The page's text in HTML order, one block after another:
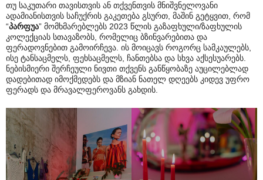
თუ საკუთარი თავისთვის ან თქვენთვის მნიშვნელოვანი
ადამიანისთვის საჩუქრის გაკეთება გსურთ, მაშინ გეტყვით, რომ
“პარფუა” მომხმარებლებს 2023 წლის გაზაფხული/ზაფხულის
კოლექციას სთავაზობს, რომელიც ბზინვარებითა და
ფერადოვნებით გამოირჩევა. ის მოიცავს როგორც სამკაულებს,
ისე ტანსაცმელს, ფეხსაცმელს, ჩანთებსა და სხვა აქსესუარებს.
ნებისმიერი შერჩეული ნივთი თქვენს განწყობაზე აუცილებლად
დადებითად იმოქმედებს და მზიან ნათელ დღეებს კიდევ უფრო
ფერადს და მრავალფეროვანს გახდის.